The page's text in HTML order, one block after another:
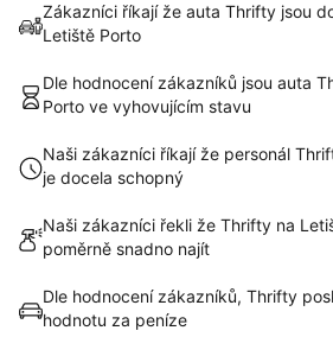
Zákazníci říkají že auta Thrifty jsou
Letiště Porto
Dle hodnocení zákazníků jsou auta
Porto ve vyhovujícím stavu
Naši zákazníci říkají že personál
je docela schopný
Naši zákazníci řekli že Thrifty na
poměrně snadno najít
Dle hodnocení zákazníků, Thrifty
hodnotu za peníze